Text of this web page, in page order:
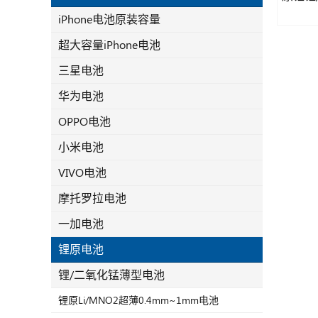
iPhone电池原装容量
超大容量iPhone电池
三星电池
华为电池
OPPO电池
小米电池
VIVO电池
摩托罗拉电池
一加电池
锂原电池
锂/二氧化锰薄型电池
锂原Li/MNO2超薄0.4mm~1mm电池